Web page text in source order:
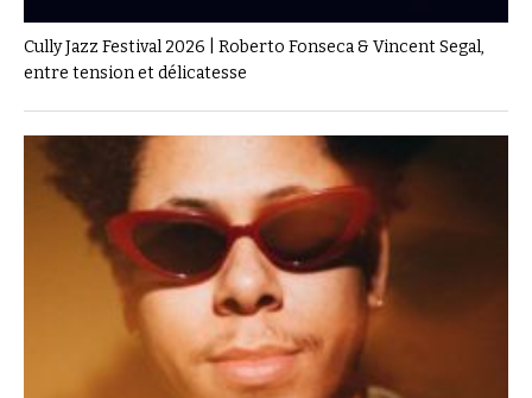
Cully Jazz Festival 2026 | Roberto Fonseca & Vincent Segal,
entre tension et délicatesse